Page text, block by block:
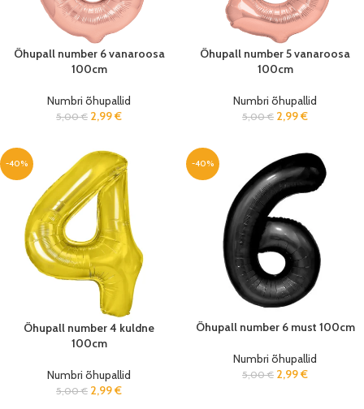
Õhupall number 6 vanaroosa
100cm
Numbri õhupallid
5,00€ 2,99€
Õhupall number 5 vanaroosa
100cm
Numbri õhupallid
5,00€ 2,99€
-40%
Õhupall number 4 kuldne
100cm
Numbri õhupallid
5,00€ 2,99€
-40%
Õhupall number 6 must 100cm
Numbri õhupallid
5,00€ 2,99€